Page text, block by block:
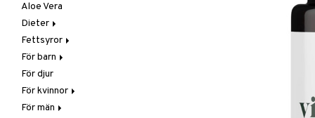
Aloe Vera
Dieter
Glutenintolerans
LCHF
Raw Food
Fettsyror
Marina fettsyror
Veg fettsyror
För barn
Fettsyror
Hudvård
Vitamin & mineral
För djur
För kvinnor
Graviditet & amning
För män